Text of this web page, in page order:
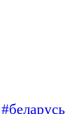
#беларусь